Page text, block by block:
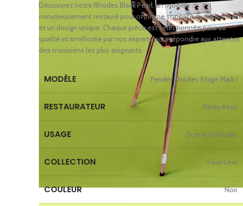
Découvrez notre Rhodes Black Pearl, un modèle
minutieusement restauré pour offrir une sonorité exceptionnelle
et un design unique. Chaque pièce est sélectionnée pour sa
qualité et améliorée par nos experts pour répondre aux attentes
des musiciens les plus exigeants.
MODÈLE Fender Rhodes Stage Mark I
RESTAURATEUR Funky Keys
USAGE Scène et Studio
COLLECTION Pearl Line
COULEUR Noir